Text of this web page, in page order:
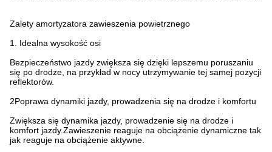
Zalety amortyzatora zawieszenia powietrznego
1. Idealna wysokość osi
Bezpieczeństwo jazdy zwiększa się dzięki lepszemu poruszaniu
się po drodze, na przykład w nocy utrzymywanie tej samej pozycji
reflektorów.
2Poprawa dynamiki jazdy, prowadzenia się na drodze i komfortu
Zwiększa się dynamika jazdy, prowadzenie się na drodze i
komfort jazdy.Zawieszenie reaguje na obciążenie dynamiczne tak
jak reaguje na obciążenie aktywne.